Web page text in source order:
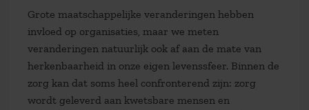
Grote maatschappelijke veranderingen hebben
invloed op organisaties, maar we meten
veranderingen natuurlijk ook af aan de mate van
herkenbaarheid in onze eigen levenssfeer. Binnen de
zorg kan dat soms heel confronterend zijn: zorg
wordt geleverd aan kwetsbare mensen en